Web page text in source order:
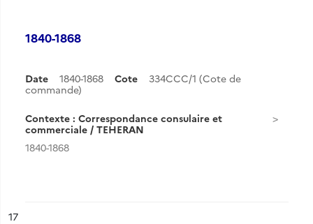
1840-1868
Date 1840-1868 Cote
334CCC/1 (Cote de
commande)
Contexte : Correspondance consulaire et
commerciale / TEHERAN
1840-1868
n°
17